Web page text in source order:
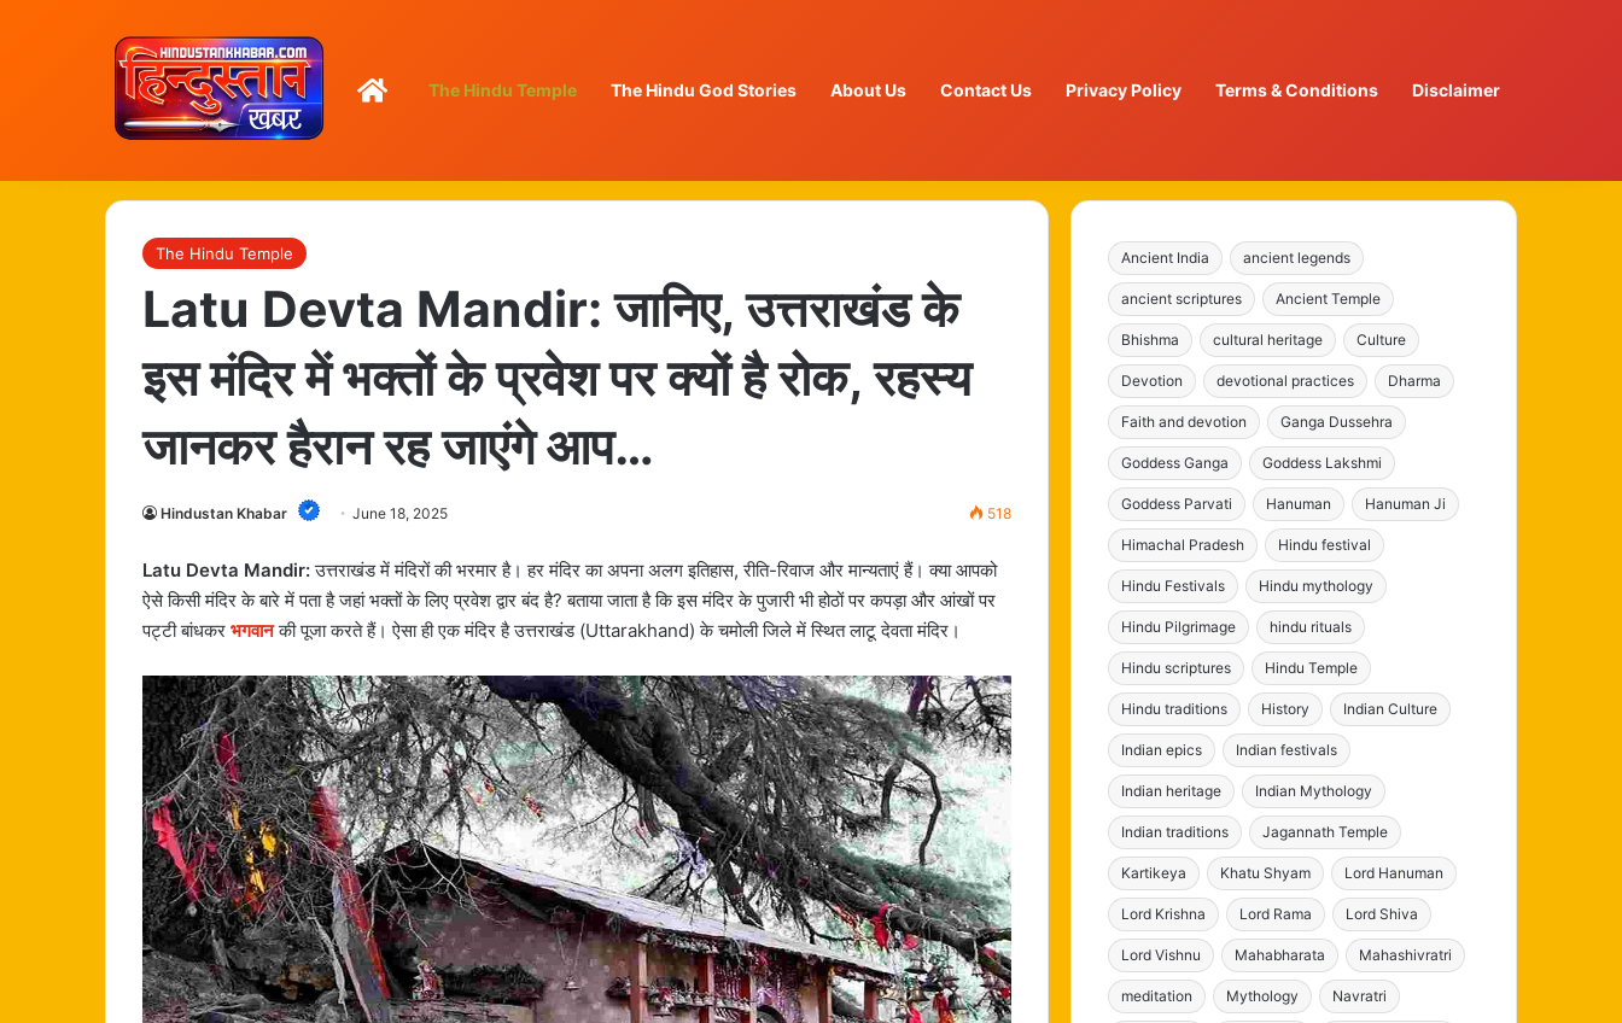
HomeThe Hindu Temple The Hindu God Stories About Us Contact Us Privacy Policy Terms & Conditions Disclaimer
The Hindu Temple
Latu Devta Mandir: जानिए, उत्तराखंड के
इस मंदिर में भक्तों के प्रवेश पर क्यों है रोक, रहस्य
जानकर हैरान रह जाएंगे आप…
Hindustan Khabar June 18, 2025 518
Latu Devta Mandir:उत्तराखंड में मंदिरों की भरमार है। हर मंदिर का अपना अलग इतिहास, रीति-रिवाज और मान्यताएं हैं। क्या आपको
ऐसे किसी मंदिर के बारे में पता है जहां भक्तों के लिए प्रवेश द्वार बंद है? बताया जाता है कि इस मंदिर के पुजारी भी होठों पर कपड़ा और आंखों पर
पट्टी बांधकर भगवान की पूजा करते हैं। ऐसा ही एक मंदिर है उत्तराखंड (Uttarakhand) के चमोली जिले में स्थित लाटू देवता मंदिर।
Ancient India ancient legends
ancient scriptures Ancient Temple
Bhishma cultural heritage Culture
Devotion devotional practices Dharma
Faith and devotion Ganga Dussehra
Goddess Ganga Goddess Lakshmi
Goddess Parvati Hanuman Hanuman Ji
Himachal Pradesh Hindu festival
Hindu Festivals Hindu mythology
Hindu Pilgrimage hindu rituals
Hindu scriptures Hindu Temple
Hindu traditions History Indian Culture
Indian epics Indian festivals
Indian heritage Indian Mythology
Indian traditions Jagannath Temple
Kartikeya Khatu Shyam Lord Hanuman
Lord Krishna Lord Rama Lord Shiva
Lord Vishnu Mahabharata Mahashivratri
meditation Mythology Navratri